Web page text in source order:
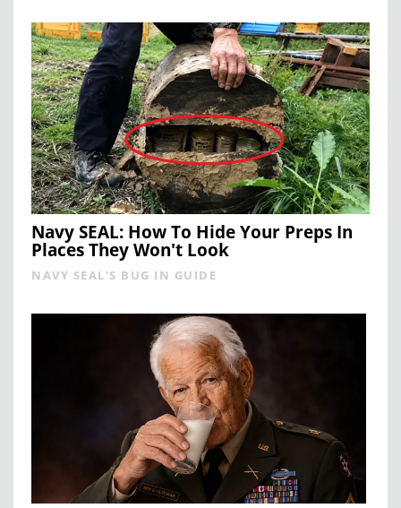
Navy SEAL: How To Hide Your Preps In
Places They Won't Look
NAVY SEAL'S BUG IN GUIDE